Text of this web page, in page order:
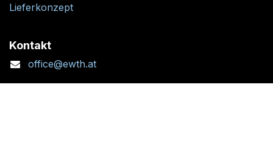
Lieferkonzept
Kontakt
office@ewth.at